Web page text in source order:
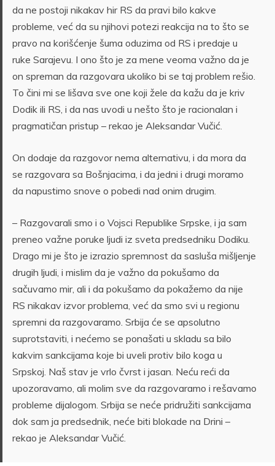
da ne postoji nikakav hir RS da pravi bilo kakve
probleme, već da su njihovi potezi reakcija na to što se
pravo na korišćenje šuma oduzima od RS i predaje u
ruke Sarajevu. I ono što je za mene veoma važno da je
on spreman da razgovara ukoliko bi se taj problem rešio.
To čini mi se lišava sve one koji žele da kažu da je kriv
Dodik ili RS, i da nas uvodi u nešto što je racionalan i
pragmatičan pristup – rekao je Aleksandar Vučić.
On dodaje da razgovor nema alternativu, i da mora da
se razgovara sa Bošnjacima, i da jedni i drugi moramo
da napustimo snove o pobedi nad onim drugim.
– Razgovarali smo i o Vojsci Republike Srpske, i ja sam
preneo važne poruke ljudi iz sveta predsedniku Dodiku.
Drago mi je što je izrazio spremnost da sasluša mišljenje
drugih ljudi, i mislim da je važno da pokušamo da
sačuvamo mir, ali i da pokušamo da pokažemo da nije
RS nikakav izvor problema, već da smo svi u regionu
spremni da razgovaramo. Srbija će se apsolutno
suprotstaviti, i nećemo se ponašati u skladu sa bilo
kakvim sankcijama koje bi uveli protiv bilo koga u
Srpskoj. Naš stav je vrlo čvrst i jasan. Neću reći da
upozoravamo, ali molim sve da razgovaramo i rešavamo
probleme dijalogom. Srbija se neće pridružiti sankcijama
dok sam ja predsednik, neće biti blokade na Drini –
rekao je Aleksandar Vučić.